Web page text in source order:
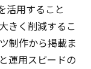
用すること
きく削減するこ
制作から掲載ま
運用スピードの